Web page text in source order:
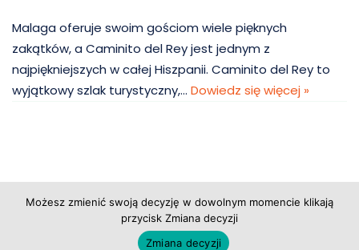
Malaga oferuje swoim gościom wiele pięknych
zakątków, a Caminito del Rey jest jednym z
najpiękniejszych w całej Hiszpanii. Caminito del Rey to
wyjątkowy szlak turystyczny,… Dowiedz się więcej »
Copyright © 2026 Grupa Probiz, CoWartoZwiedzic.pl
Możesz zmienić swoją decyzję w dowolnym momencie klikają
przycisk Zmiana decyzji
Zmiana decyzji